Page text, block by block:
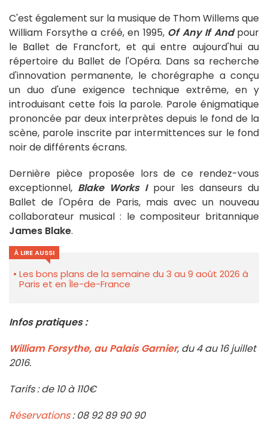
C'est également sur la musique de Thom Willems que
William Forsythe a créé, en 1995,Of Any If Andpour
le Ballet de Francfort, et qui entre aujourd'hui au
répertoire du Ballet de l'Opéra. Dans sa recherche
d'innovation permanente, le chorégraphe a conçu
un duo d'une exigence technique extrême, en y
introduisant cette fois la parole. Parole énigmatique
prononcée par deux interprètes depuis le fond de la
scène, parole inscrite par intermittences sur le fond
noir de différents écrans.
Dernière pièce proposée lors de ce rendez-vous
exceptionnel, Blake Works Ipour les danseurs du
Ballet de l'Opéra de Paris, mais avec un nouveau
collaborateur musical : le compositeur britannique
James Blake.
À LIRE AUSSI
Les bons plans de la semaine du 3 au 9 août 2026 à
Paris et en Île-de-France
Infos pratiques :
William Forsythe, au Palais Garnier, du 4 au 16 juillet
2016.
Tarifs : de 10 à 110€
Réservations: 08 92 89 90 90